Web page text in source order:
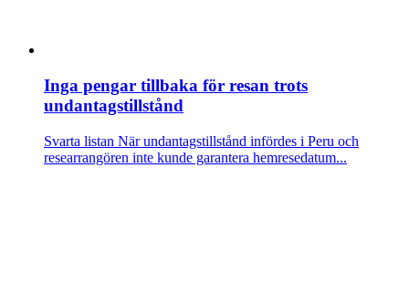
Inga pengar tillbaka för resan trots
undantagstillstånd
Svarta listan När undantagstillstånd infördes i Peru och
researrangören inte kunde garantera hemresedatum...